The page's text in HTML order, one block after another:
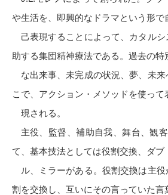
や生活を、即興的なドラマという形で
己表現することによって、カタル
助する集団精神療法である。過去の特
な出来事、未完成の状況、夢、未来
こで、アクション・メソッドを使って
現される。
主役、監督、補助自我、舞台、観
て、基本技法としては役割交換、ダブ
ル、ミラーがある。役割交換は主
割を交換し、互いにその言っていた言